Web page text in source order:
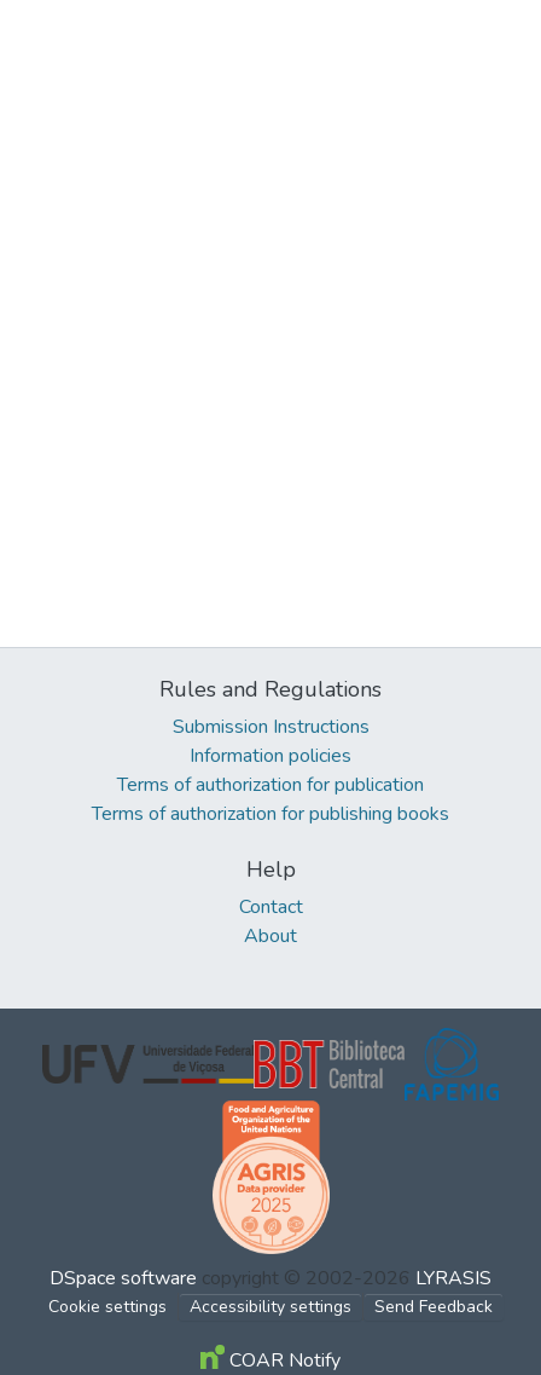
Rules and Regulations
Submission Instructions
Information policies
Terms of authorization for publication
Terms of authorization for publishing books
Help
Contact
About
DSpace software copyright © 2002-2026 LYRASIS
Cookie settings Accessibility settings Send Feedback
COAR Notify